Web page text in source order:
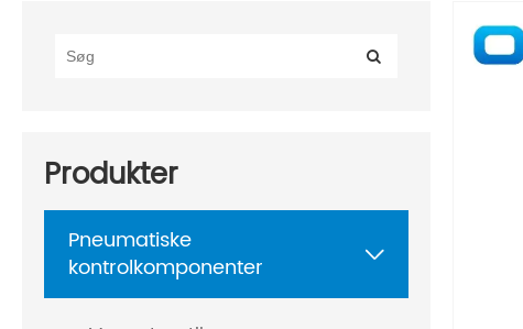
Produkter
Pneumatiske
kontrolkomponenter
